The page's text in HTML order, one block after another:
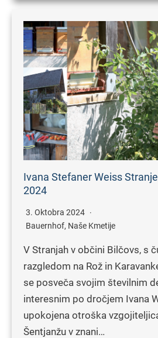
Ivana Stefaner Weiss
2024
3. Oktobra 2024
Bauernhof, Naše Kmetije
V Stranjah v občini Bilčovs, s
razgledom na Rož in
se posveča svojim številnim
interesnim po dročjem Ivana
upokojena otroška
Šentjanžu v znani…